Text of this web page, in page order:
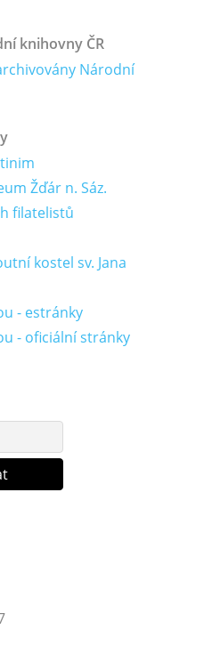
knihovny ČR
Žďár n. Sáz.
filatelistů
kostel sv. Jana
- estránky
- oficiální stránky